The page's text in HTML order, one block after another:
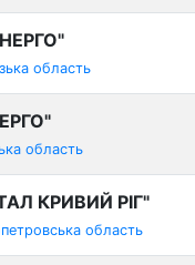
область
область
КРИВИЙ РІГ"
область